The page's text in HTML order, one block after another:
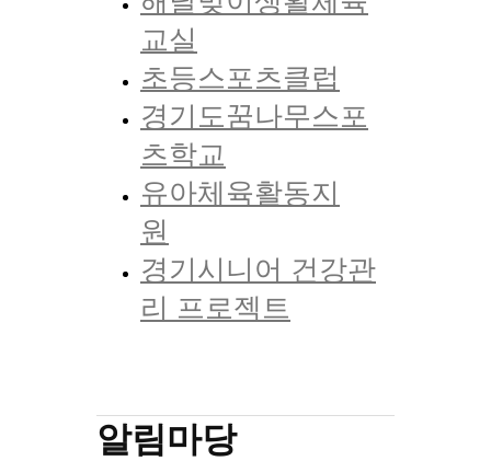
교실
초등스포츠클럽
경기도꿈나무스포
츠학교
유아체육활동지
원
경기시니어 건강관
리 프로젝트
알림마당